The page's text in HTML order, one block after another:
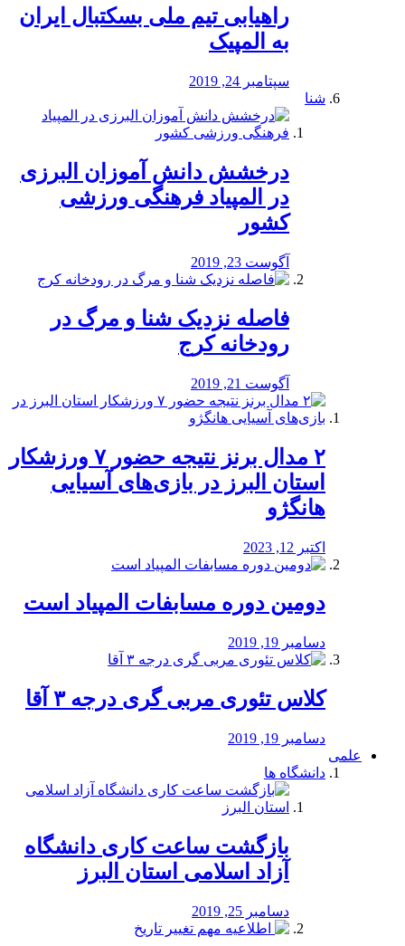
راهیابی تیم ملی بسکتبال ایران
به المپیک
سپتامبر 24, 2019
شنا
درخشش دانش آموزان البرزی
در المپیاد فرهنگی ورزشی
کشور
آگوست 23, 2019
️فاصله نزدیک شنا و مرگ در
رودخانه کرج
آگوست 21, 2019
۲ مدال برنز نتیجه حضور ۷ ورزشکار
استان البرز در بازی‌های آسیایی
هانگژو
اکتبر 12, 2023
دومین دوره مسابفات المپیاد است
دسامبر 19, 2019
کلاس تئوری مربی گری درجه ۳ آقا
دسامبر 19, 2019
علمی
دانشگاه ها
بازگشت ساعت کاری دانشگاه
آزاد اسلامی استان البرز
دسامبر 25, 2019